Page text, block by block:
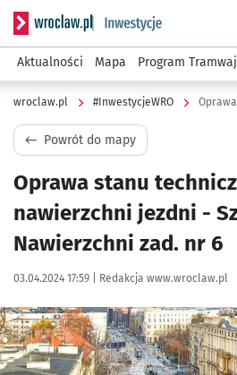
Serwis informacyjny wroclaw.pl
Aktualności Mapa Program
wroclaw.pl #InwestycjeWRO
Powrót do mapy
Oprawa stanu
nawierzchni jezdni -
Nawierzchni zad. nr 6
Data publikacji:
03.04.2024 17:59 | Autor:
Redakcja www.wroclaw.pl
Kliknij, aby powiększyć